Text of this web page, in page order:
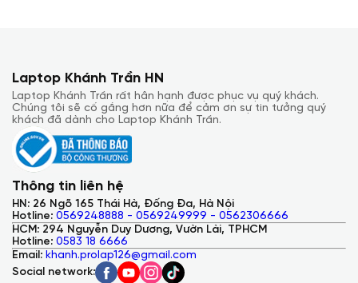
Laptop Khánh Trần HN
Laptop Khánh Trần rất hân hạnh được phục vụ quý khách.
Chúng tôi sẽ cố gắng hơn nữa để cảm ơn sự tin tưởng quý
khách đã dành cho Laptop Khánh Trần.
Thông tin liên hệ
HN: 26 Ngõ 165 Thái Hà, Đống Đa, Hà Nội
Hotline: 0569248888 - 0569249999 - 0562306666
HCM: 294 Nguyễn Duy Dương, Vườn Lài, TPHCM
Hotline: 0583 18 6666
Email: khanh.prolap126@gmail.com
Social network: